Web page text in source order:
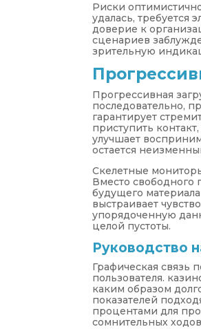
Риски
удалась, требуется
доверие к
сценариев
зрительную
Прогрессивная
последовательно,
гарантирует
приступить
улучшает
остается
Скелетные
Вместо свободного
будущего
выстраивает
упорядоченную
целой пустоты.
Руководство
Графическая связь
пользователя.
каким образом
показателей
процентами для
сомнительных